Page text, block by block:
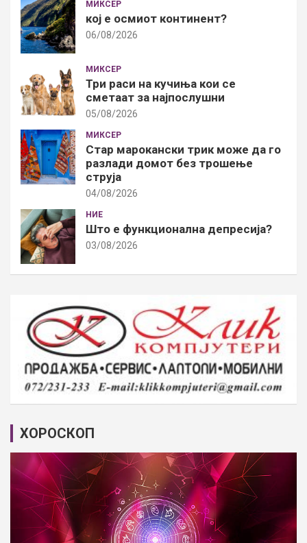
МИКСЕР
кој е осмиот континент?
06/08/2026
МИКСЕР
Три раси на кучиња кои се
сметаат за најпослушни
05/08/2026
МИКСЕР
Стар марокански трик може да го
разлади домот без трошење
струја
04/08/2026
НИЕ
Што е функционална депресија?
03/08/2026
ХОРОСКОП